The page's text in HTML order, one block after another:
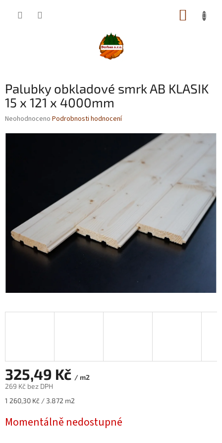
Palubky obkladové smrk AB KLASIK
15 x 121 x 4000mm
Průměrné
Neohodnoceno Podrobnosti hodnocení
325,49 Kč / m2
269 Kč bez DPH
Měrná
1 260,30 Kč / 3.872 m2
Momentálně nedostupné